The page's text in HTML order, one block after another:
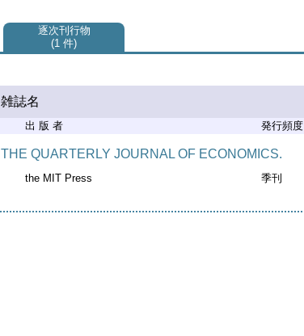
逐次刊行物
1 件
雑誌名
出 版 者 発行頻度
THE QUARTERLY JOURNAL OF ECONOMICS.
the MIT Press 季刊